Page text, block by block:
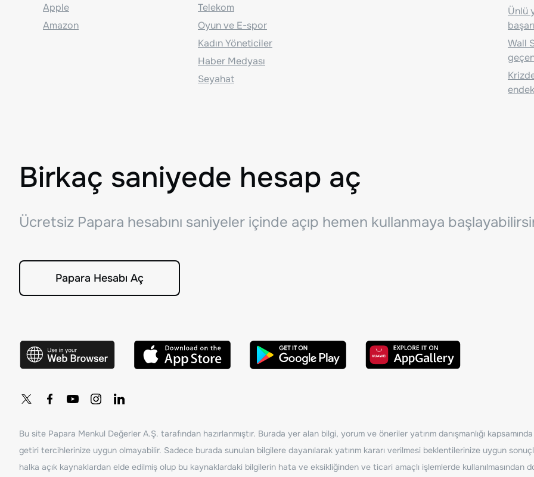
Apple
Amazon
Telekom
Oyun ve E-spor
Kadın Yöneticiler
Haber Medyası
Seyahat
Ünlü
Wall
Birkaç saniyede hesap aç
Ücretsiz Papara hesabını saniyeler içinde açıp hemen kullanmaya
Papara Hesabı Aç
Bu site Papara Menkul Değerler A.Ş. tarafından hazırlanmıştır. Burada yer alan bilgi, yorum ve öneriler yatırım danışmanlığı
getiri tercihlerinize uygun olmayabilir. Sadece burada sunulan bilgilere dayanılarak yatırım kararı verilmesi beklentilerinize uygun
halka açık kaynaklardan elde edilmiş olup bu kaynaklardaki bilgilerin hata ve eksikliğinden ve ticari amaçlı işlemlerde